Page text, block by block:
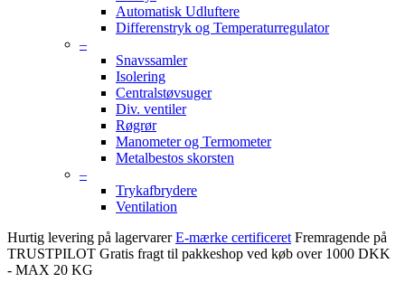
Automatisk Udluftere
Differenstryk og Temperaturregulator
–
Snavssamler
Isolering
Centralstøvsuger
Div. ventiler
Røgrør
Manometer og Termometer
Metalbestos skorsten
–
Trykafbrydere
Ventilation
Hurtig levering på lagervarer E-mærke certificeret Fremragende på
TRUSTPILOT Gratis fragt til pakkeshop ved køb over 1000 DKK
- MAX 20 KG